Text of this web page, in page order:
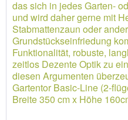
das sich in jedes Garten-
und wird daher gerne mit
Stabmattenzaun oder
Grundstückseinfriedung
Funktionalität, robuste,
zeitlos Dezente Optik zu
diesen Argumenten
Gartentor Basic-Line (2-
Breite 350 cm x Höhe